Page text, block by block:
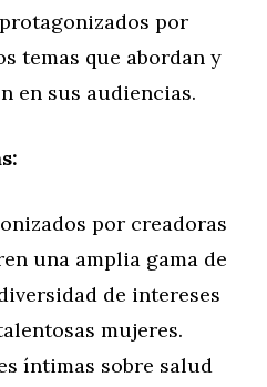
por
temas que abordan y
en sus audiencias.
por creadoras
una amplia gama de
de intereses
mujeres.
íntimas sobre salud